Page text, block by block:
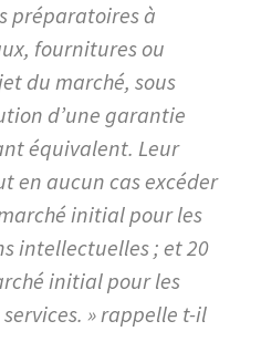
préparatoires à
fournitures ou
du marché, sous
d’une garantie
équivalent. Leur
en aucun cas excéder
initial pour les
intellectuelles ; et 20
initial pour les
» rappelle t-il